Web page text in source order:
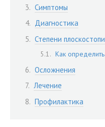
Симптомы
Диагностика
Степени
Как
Осложнения
Лечение
Профилактика